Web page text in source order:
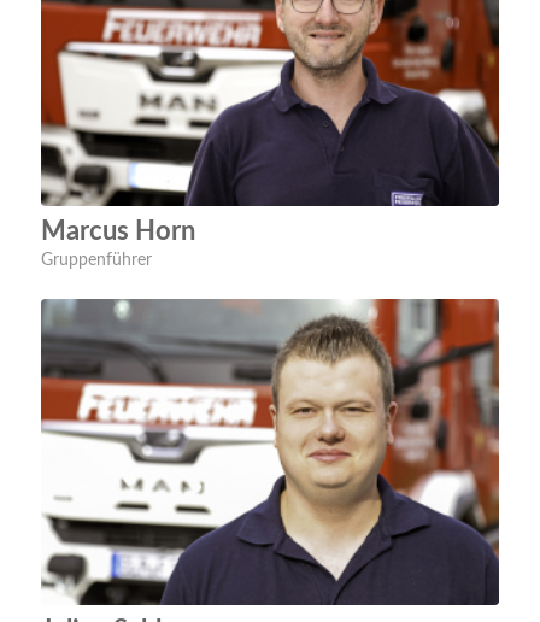
Marcus Horn
Gruppenführer